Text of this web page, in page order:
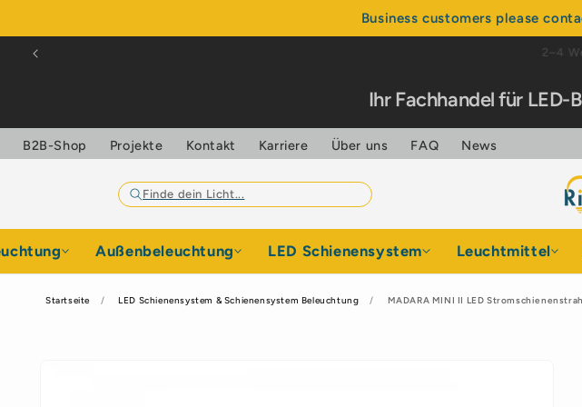
Business customers please
Inhalt
Über 99%
Ihr Fachhandel für LED-
B2B-Shop Projekte Kontakt Karriere Über uns FAQ News
Außenbeleuchtung LED Schienensystem Leuchtmittel
Startseite LED Schienensystem & Schienensystem Beleuchtung MADARA MINI II LED